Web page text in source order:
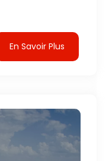
En Savoir Plus